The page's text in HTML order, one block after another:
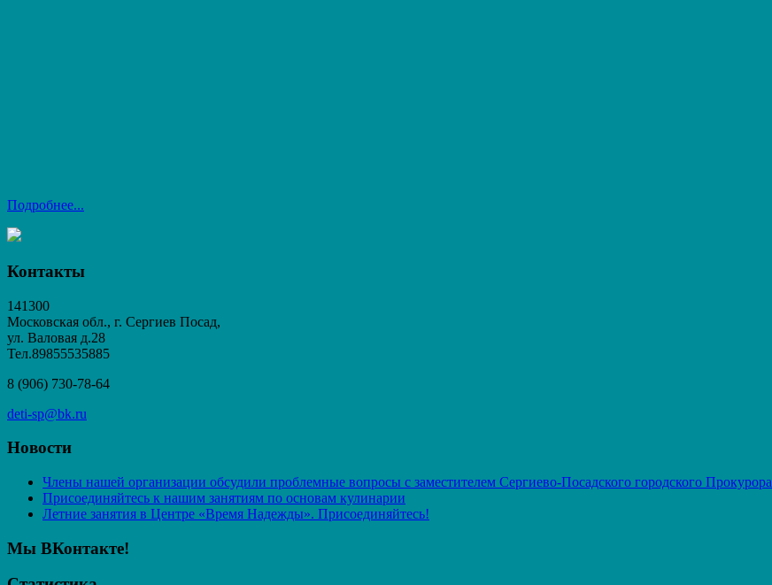
Подробнее...
Контакты
141300
Московская обл., г. Сергиев Посад,
ул. Валовая д.28
Тел.89855535885
8 (906) 730-78-64
deti-sp@bk.ru
Новости
Члены нашей организации обсудили проблемные вопросы с заместителем Сергиево-Посадского городского Прокурора
Присоединяйтесь к нашим занятиям по основам кулинарии
Летние занятия в Центре «Время Надежды». Присоединяйтесь!
Мы ВКонтакте!